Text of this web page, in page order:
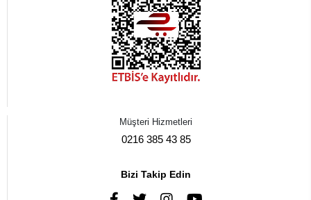
Müşteri Hizmetleri
0216 385 43 85
Bizi Takip Edin